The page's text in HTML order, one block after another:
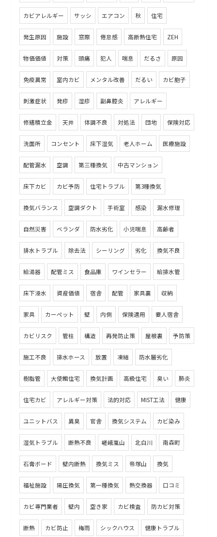
カビアレルギー サッシ エアコン 秋 住宅
発生原因 施設 窓際 倦怠感 高断熱住宅 ZEH
物価価値 対策 頭痛 犯人 喘息 だるさ 原因
免疫異常 室内カビ メンタル改善 だるい カビ胞子
刺激症状 発疹 湿疹 副鼻腔炎 アレルギー
修繕積立金 天井 体調不良 対処法 団地 保険対応
洗面所 コンセント 床下湿気 老人ホーム 医療施設
配管漏水 空調 第三種換気 中古マンション
床下カビ カビ予防 住宅トラブル 第3種換気
換気バランス 空調ダクト 手術室 感染 漏水修理
自然災害 ベランダ 防水劣化 小児喘息 高齢者
排水トラブル 除去法 シーリング 劣化 換気不良
給湯器 配管ミス 食品庫 ワインセラー 給排水管
床下浸水 資産価値 宿舎 配管 家具裏 収納
家具 カーペット 壁 内側 保険適用 要人宿舎
カビリスク 管柱 構造 再発防止策 屋根裏 予防策
施工不良 排水ホース 放置 凍結 防水層劣化
樹脂管 大使館住宅 換気計画 高級住宅 臭い 肺炎
住宅カビ アレルギー対策 法的対応 MIST工法 健康
ユニットバス 異臭 官舎 換気システム カビ染み
湿気トラブル 断熱不良 嵯峨嵐山 北白川 南森町
石膏ボード 壁内断熱 換気ミス 帝塚山 換気
福祉施設 陽圧換気 第一種換気 熱交換器 口コミ
カビ専門業者 壁内 空き家 カビ検査 防カビ対策
断熱 カビ防止 梅雨 シックハウス 健康トラブル